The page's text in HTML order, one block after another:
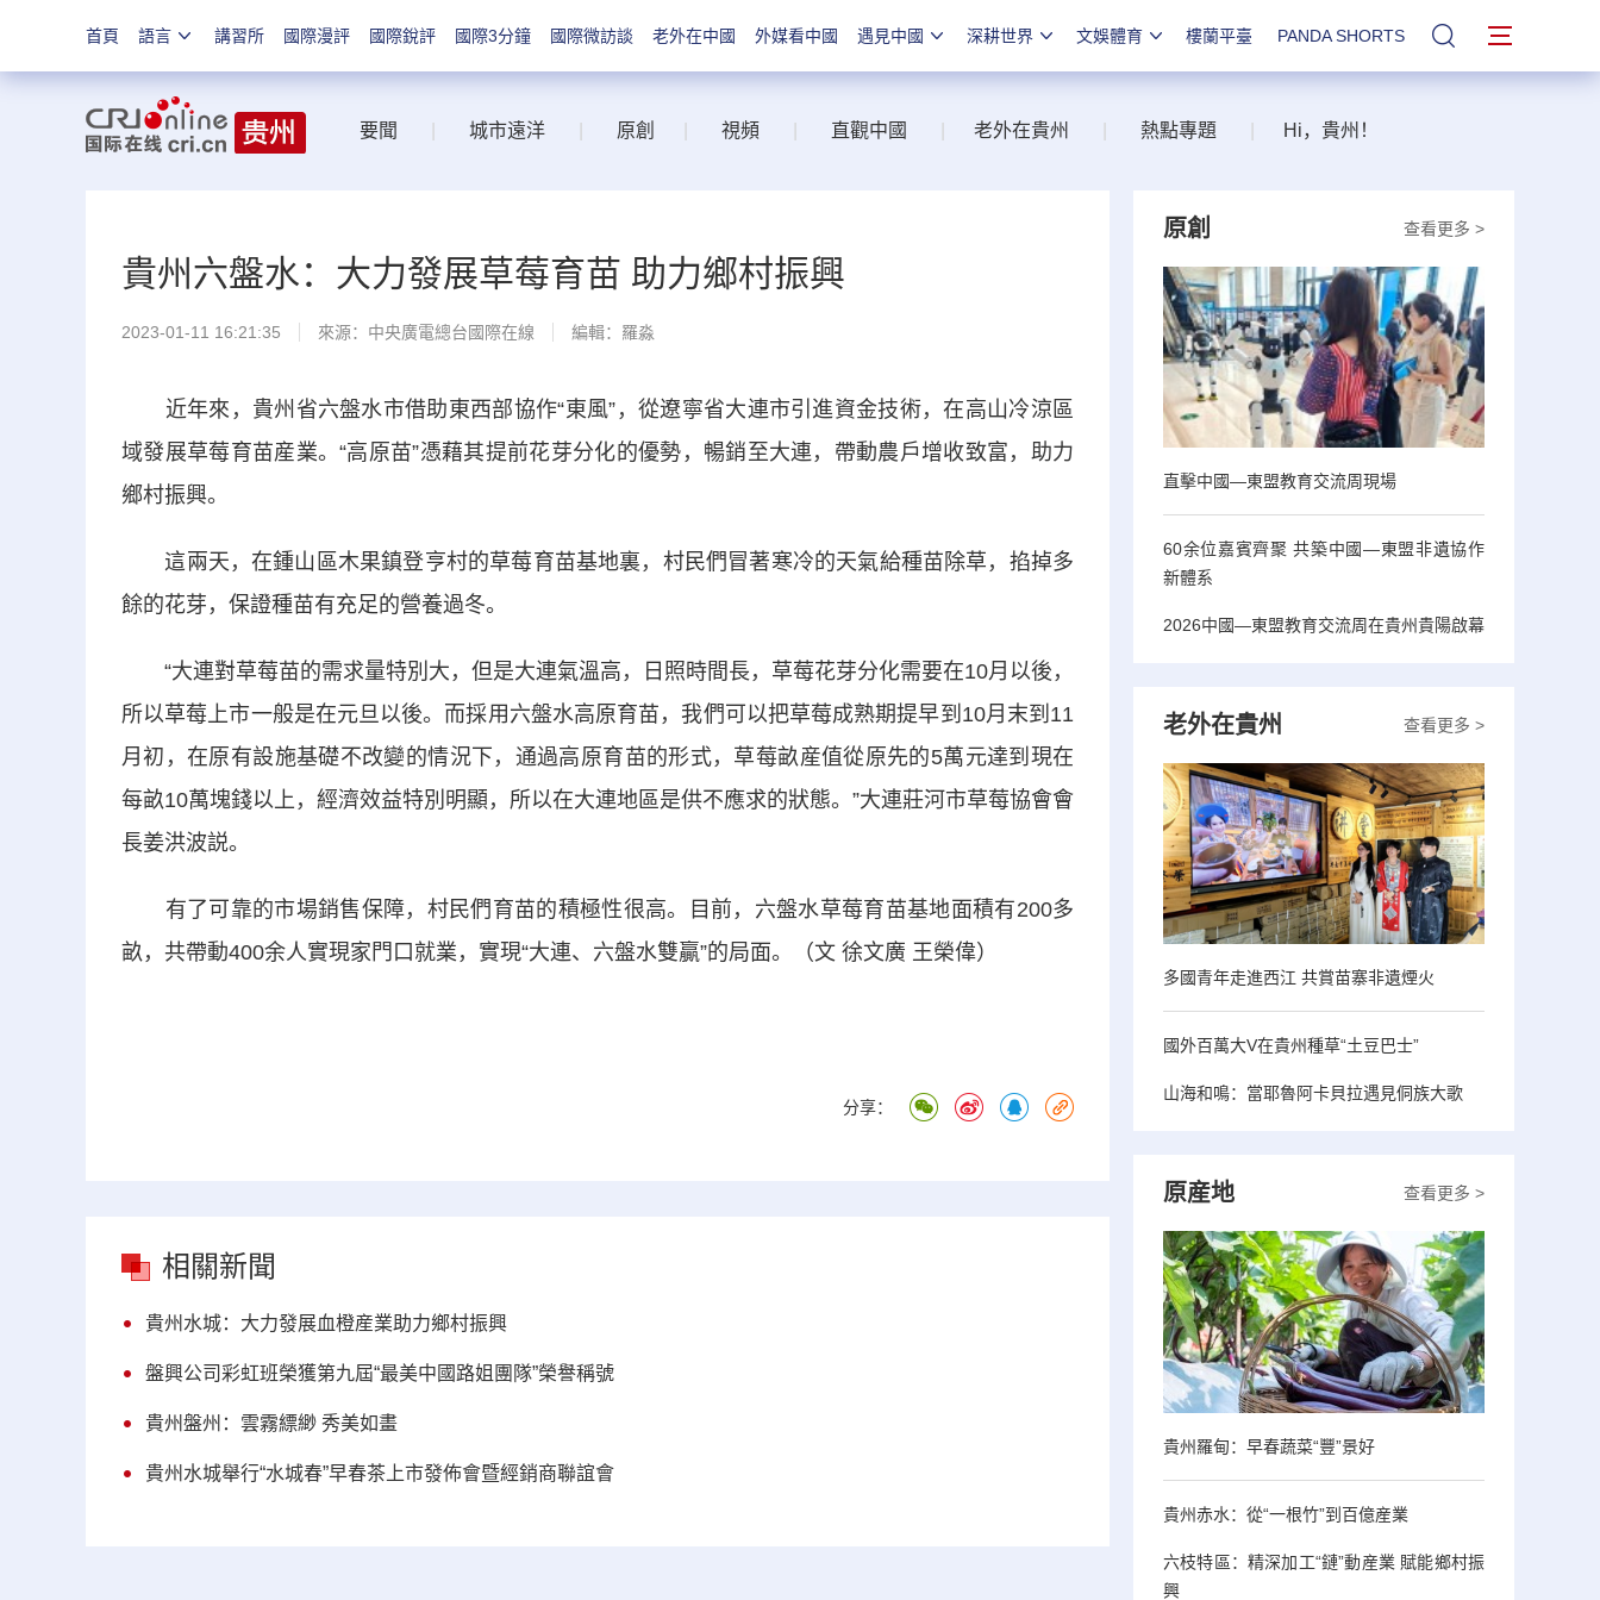
首頁 語言 講習所 國際漫評 國際銳評 國際3分鐘 國際微訪談 老外在中國 外媒看中國 遇見中國 深耕世界 文娛體育 樓蘭平臺 PANDA SHORTS 站內搜索
要聞 城市遠洋 原創 視頻 直觀中國 老外在貴州 熱點專題 Hi，貴州！
貴州六盤水：大力發展草莓育苗 助力鄉村振興
2023-01-11 16:21:35 來源：中央廣電總台國際在線 編輯：羅淼
近年來，貴州省六盤水市借助東西部協作“東風”，從遼寧省大連市引進資金技術，在高山冷涼區
域發展草莓育苗産業。“高原苗”憑藉其提前花芽分化的優勢，暢銷至大連，帶動農戶增收致富，助力
鄉村振興。
這兩天，在鍾山區木果鎮登亨村的草莓育苗基地裏，村民們冒著寒冷的天氣給種苗除草，掐掉多
餘的花芽，保證種苗有充足的營養過冬。
“大連對草莓苗的需求量特別大，但是大連氣溫高，日照時間長，草莓花芽分化需要在10月以後，
所以草莓上市一般是在元旦以後。而採用六盤水高原育苗，我們可以把草莓成熟期提早到10月末到11
月初，在原有設施基礎不改變的情況下，通過高原育苗的形式，草莓畝産值從原先的5萬元達到現在
每畝10萬塊錢以上，經濟效益特別明顯，所以在大連地區是供不應求的狀態。”大連莊河市草莓協會會
長姜洪波説。
有了可靠的市場銷售保障，村民們育苗的積極性很高。目前，六盤水草莓育苗基地面積有200多
畝，共帶動400余人實現家門口就業，實現“大連、六盤水雙贏”的局面。（文 徐文廣 王榮偉）
分享：
相關新聞
貴州水城：大力發展血橙産業助力鄉村振興
盤興公司彩虹班榮獲第九屆“最美中國路姐團隊”榮譽稱號
貴州盤州：雲霧縹緲 秀美如畫
貴州水城舉行“水城春”早春茶上市發佈會暨經銷商聯誼會
查看更多 >
原創
直擊中國—東盟教育交流周現場
60余位嘉賓齊聚 共築中國—東盟非遺協作
新體系
2026中國—東盟教育交流周在貴州貴陽啟幕
查看更多 >
老外在貴州
多國青年走進西江 共賞苗寨非遺煙火
國外百萬大V在貴州種草“土豆巴士”
山海和鳴：當耶魯阿卡貝拉遇見侗族大歌
查看更多 >
原産地
貴州羅甸：早春蔬菜“豐”景好
貴州赤水：從“一根竹”到百億産業
六枝特區：精深加工“鏈”動産業 賦能鄉村振
興